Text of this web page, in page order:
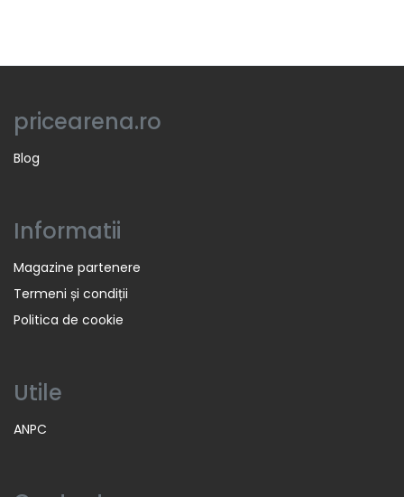
pricearena.ro
Blog
Informatii
Magazine partenere
Termeni și condiții
Politica de cookie
Utile
ANPC